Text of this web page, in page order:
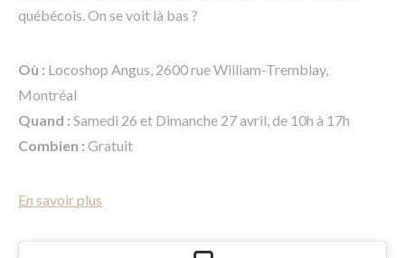
québécois. On se voit là bas ?
Où : Locoshop Angus, 2600 rue William-Tremblay,
Montréal
Quand : Samedi 26 et Dimanche 27 avril, de 10h à 17h
Combien : Gratuit
En savoir plus